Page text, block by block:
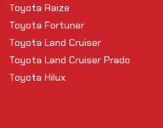
Toyota Raize
Toyota Fortuner
Toyota Land Cruiser
Toyota Land Cruiser Prado
Toyota Hilux